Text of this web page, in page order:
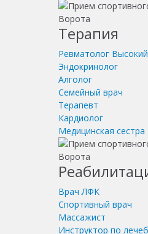
Терапия
Ревматолог
Эндокринолог
Алголог
Семейный врач
Терапевт
Кардиолог
Медицинская сестра
Врач ЛФК
Спортивный врач
Массажист
Инструктор по